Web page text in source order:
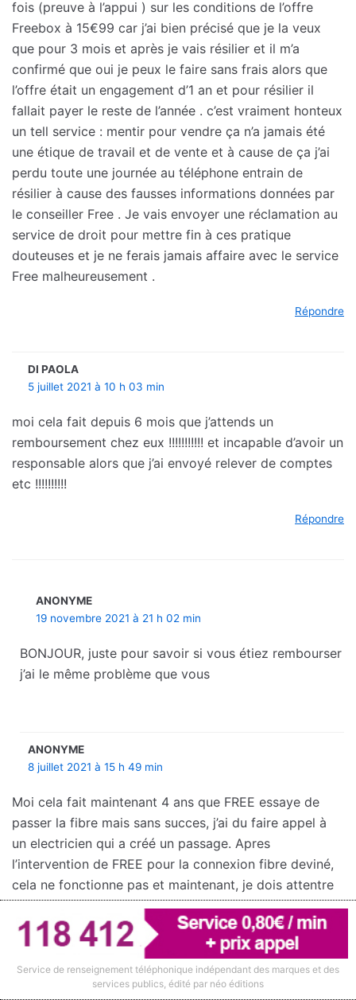
Service de renseignement téléphonique indépendant des marques et des
services publics, édité par néo éditions
fois (preuve à l’appui ) sur les conditions de l’offre
Freebox à 15€99 car j’ai bien précisé que je la veux
que pour 3 mois et après je vais résilier et il m’a
confirmé que oui je peux le faire sans frais alors que
l’offre était un engagement d’1 an et pour résilier il
fallait payer le reste de l’année . c’est vraiment honteux
un tell service : mentir pour vendre ça n’a jamais été
une étique de travail et de vente et à cause de ça j’ai
perdu toute une journée au téléphone entrain de
résilier à cause des fausses informations données par
le conseiller Free . Je vais envoyer une réclamation au
service de droit pour mettre fin à ces pratique
douteuses et je ne ferais jamais affaire avec le service
Free malheureusement .
Répondre
DI PAOLA
5 juillet 2021 à 10 h 03 min
moi cela fait depuis 6 mois que j’attends un
remboursement chez eux !!!!!!!!!!! et incapable d’avoir un
responsable alors que j’ai envoyé relever de comptes
etc !!!!!!!!!!
Répondre
ANONYME
19 novembre 2021 à 21 h 02 min
BONJOUR, juste pour savoir si vous étiez rembourser
j’ai le même problème que vous
ANONYME
8 juillet 2021 à 15 h 49 min
Moi cela fait maintenant 4 ans que FREE essaye de
passer la fibre mais sans succes, j’ai du faire appel à
un electricien qui a créé un passage. Apres
l’intervention de FREE pour la connexion fibre deviné,
cela ne fonctionne pas et maintenant, je dois attentre
encore 1 mois avant d’avoir un nouveau rendez vous
afin qu’il fasse des modifications dans la
rue….Pourtant mes voisins sont chez FREE et cela
fonctionne… bizarre, car je pense qu’il s’agit
uniquement d’un parametre à activer mais…..